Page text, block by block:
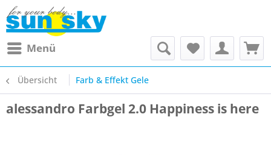
Menü
Übersicht Farb & Effekt Gele
alessandro Farbgel 2.0 Happiness is here